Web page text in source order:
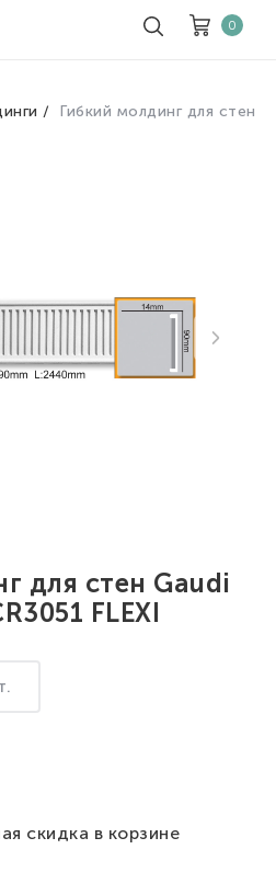
0
Гибкий молдинг для стен
для стен Gaudi
FLEXI
скидка в корзине